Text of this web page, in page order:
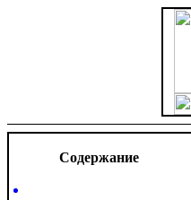
Cодержание